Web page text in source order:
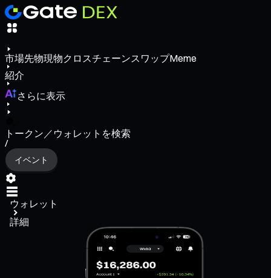
市場先物現物クロスチェーンスワップMeme
紹介
さらに表示
トークン／ウォレットを検索
/
イベント
ウォレット
詳細